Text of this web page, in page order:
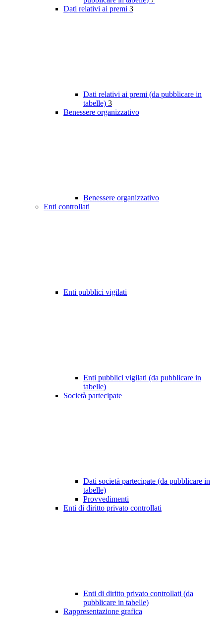
Dati relativi ai premi 3
Dati relativi ai premi (da pubblicare in
tabelle) 3
Benessere organizzativo
Benessere organizzativo
Enti controllati
Enti pubblici vigilati
Enti pubblici vigilati (da pubblicare in
tabelle)
Società partecipate
Dati società partecipate (da pubblicare in
tabelle)
Provvedimenti
Enti di diritto privato controllati
Enti di diritto privato controllati (da
pubblicare in tabelle)
Rappresentazione grafica